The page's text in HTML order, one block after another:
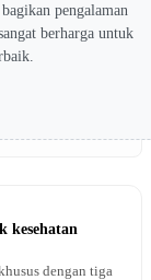
pengalaman
berharga untuk
kesehatan
dengan tiga